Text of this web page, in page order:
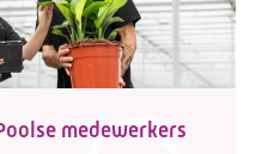
medewerkers